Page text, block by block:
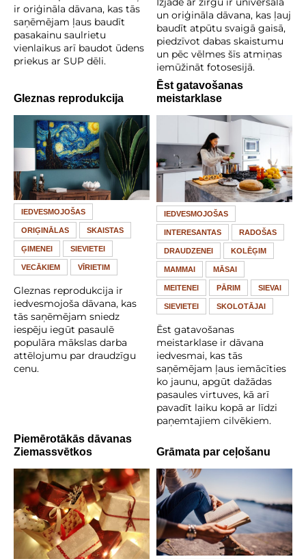
ir oriģināla dāvana, kas tās
saņēmējam ļaus baudīt
pasakainu saulrietu
vienlaikus arī baudot ūdens
priekus ar SUP dēli.
un oriģināla dāvana, kas ļauj
baudīt atpūtu svaigā gaisā,
piedzīvot dabas skaistumu
un pēc vēlmes šīs atmiņas
iemūžināt fotosesijā.
Gleznas reprodukcija
IEDVESMOJOŠAS
ORIĢINĀLAS SKAISTAS
ĢIMENEI SIEVIETEI
VECĀKIEM VĪRIETIM
Gleznas reprodukcija ir
iedvesmojoša dāvana, kas
tās saņēmējam sniedz
iespēju iegūt pasaulē
populāra mākslas darba
attēlojumu par draudzīgu
cenu.
Ēst gatavošanas
meistarklase
IEDVESMOJOŠAS
INTERESANTAS RADOŠAS
DRAUDZENEI KOLĒĢIM
MAMMAI MĀSAI
MEITENEI PĀRIM SIEVAI
SIEVIETEI SKOLOTĀJAI
Ēst gatavošanas
meistarklase ir dāvana
iedvesmai, kas tās
saņēmējam ļaus iemācīties
ko jaunu, apgūt dažādas
pasaules virtuves, kā arī
pavadīt laiku kopā ar līdzi
paņemtajiem cilvēkiem.
Piemērotākās dāvanas
Ziemassvētkos
Grāmata par ceļošanu